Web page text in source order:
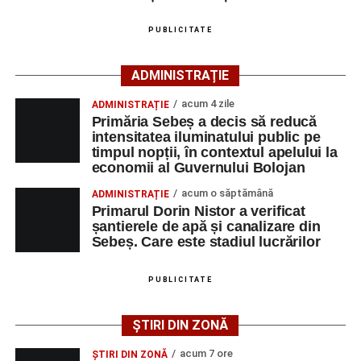
Motociclistul a fost testat cu aparatul etilotest, rezultatul
fiind negativ.
Polițiștii continuă cercetările pentru stabilirea tuturor
împrejurărilor în care s-a produs accidentul, în cadrul unui
dosar penal întocmit pentru săvârșirea infracțiunii de
vătămare corporală din culpă.
Ultimele știri din Sebeș
PUBLICITATE
ADMINISTRAȚIE
ADMINISTRAȚIE acum 4 zile
Primăria Sebeș a decis să reducă
intensitatea iluminatului public pe
timpul nopții, în contextul apelului la
economii al Guvernului Bolojan
ADMINISTRAȚIE acum o săptămână
Primarul Dorin Nistor a verificat
șantierele de apă și canalizare din
Sebeș. Care este stadiul lucrărilor
PUBLICITATE
ȘTIRI DIN ZONĂ
ȘTIRI DIN ZONĂ acum 7 ore